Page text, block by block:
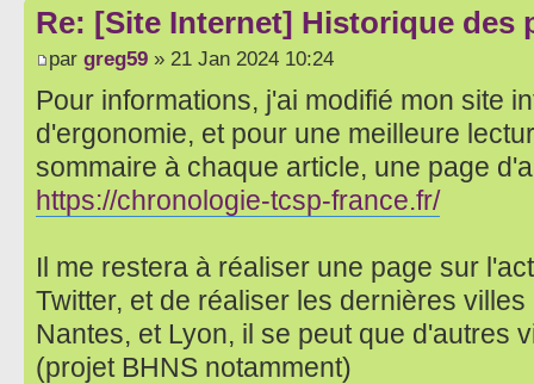
Re: [Site Internet] Historique des
par greg59 » 21 Jan 2024 10:24
Pour informations, j'ai modifié mon site
d'ergonomie, et pour une meilleure
sommaire à chaque article, une page
https://chronologie-tcsp-france.fr/
Il me restera à réaliser une page sur
Twitter, et de réaliser les dernières
Nantes, et Lyon, il se peut que d'autres
(projet BHNS notamment)